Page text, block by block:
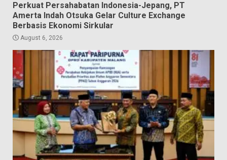
Perkuat Persahabatan Indonesia-Jepang, PT
Amerta Indah Otsuka Gelar Culture Exchange
Berbasis Ekonomi Sirkular
August 6, 2026